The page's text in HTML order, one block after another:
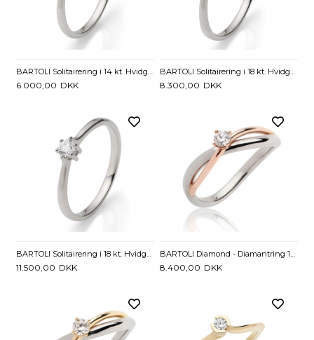
BARTOLI Solitairering i 14 kt. Hvidguld med Diamant - 0,05 ct.
6.000,00 DKK
BARTOLI Solitairering i 18 kt. Hvidguld med Diamant - 0,11 ct.
8.300,00 DKK
BARTOLI Solitairering i 18 kt. Hvidguld med Diamant - 0,16 ct.
11.500,00 DKK
BARTOLI Diamond - Diamantring 14 kt. Hvid og Rosaguld med Diamant - 0,10 ct.
8.400,00 DKK